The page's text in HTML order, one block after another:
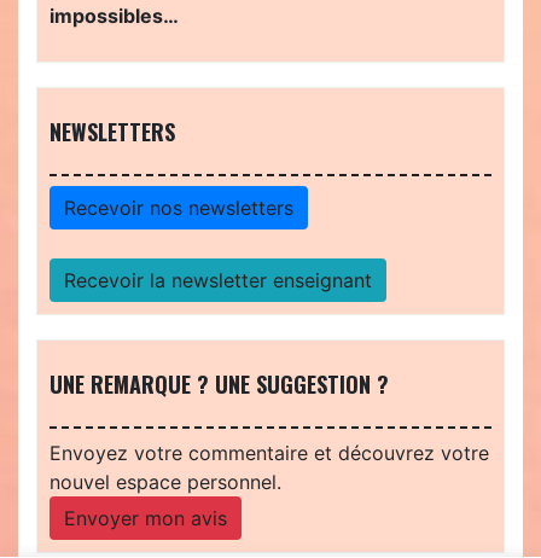
impossibles…
NEWSLETTERS
Recevoir nos newsletters
Recevoir la newsletter enseignant
UNE REMARQUE ? UNE SUGGESTION ?
Envoyez votre commentaire et découvrez votre
nouvel espace personnel.
Envoyer mon avis